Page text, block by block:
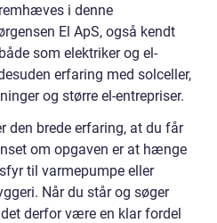
i denne
El ApS, også kendt
som elektriker og el-
erfaring med solceller,
og større el-entrepriser.
den brede erfaring, at du får
om opgaven er at hænge
til varmepumpe eller
Når du står og søger
derfor være en klar fordel